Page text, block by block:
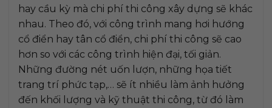
hay cầu kỳ mà chi phí thi công xây dựng sẽ khác
nhau. Theo đó, với công trình mang hơi hướng
cổ điển hay tân cổ điển, chi phí thi công sẽ cao
hơn so với các công trình hiện đại, tối giản.
Những đường nét uốn lượn, những họa tiết
trang trí phức tạp,… sẽ ít nhiều làm ảnh hưởng
đến khối lượng và kỹ thuật thi công, từ đó làm